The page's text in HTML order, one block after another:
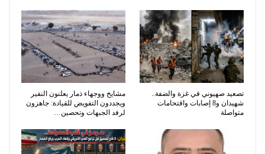
تصعيد صهيوني في غزة والضفة..
شهيدان و8 إصابات واقتحامات
متواصلة
مشايخ ووجهاء ذمار يعلنون النفير
ويجددون التفويض للقيادة: جاهزون
لرفد الجبهات وتحصين…